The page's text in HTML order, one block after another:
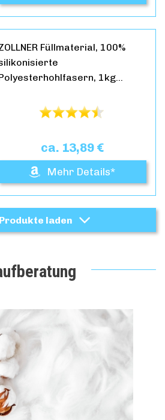
Füllmaterial, 100%
1kg…
ca. 13,89 €
Mehr Details*
laden